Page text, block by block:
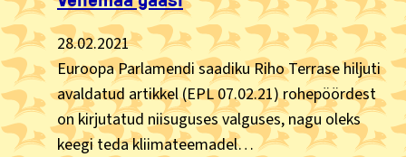
28.02.2021
Euroopa Parlamendi saadiku Riho Terrase hiljuti
avaldatud artikkel (EPL 07.02.21) rohepöördest
on kirjutatud niisuguses valguses, nagu oleks
keegi teda kliimateemadel…